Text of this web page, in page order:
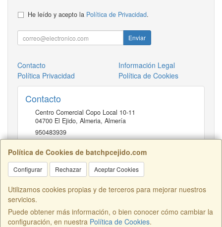
Política de Cookies de batchpcejido.com
Configurar Rechazar Aceptar Cookies
Utilizamos cookies propias y de terceros para mejorar nuestros
servicios.
Puede obtener más información, o bien conocer cómo cambiar la
configuración, en nuestra Política de Cookies.
He leído y acepto la Política de Privacidad.
Enviar
Contacto
Información Legal
Política Privacidad
Política de Cookies
Contacto
Centro Comercial Copo Local 10-11
04700 El Ejido, Almeria, Almería
950483939
Horario
10 a 22H
Centro Comercial Copo Local 46, 04700, Almería, España. - C.I.F.:
B04401741 - Tfno: 950483939